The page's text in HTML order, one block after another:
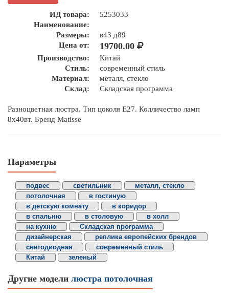
ИД товара:
5253033
Наименование:
Размеры:
в43 д89
Цена от:
19700.00
Производство:
Китай
Стиль:
современный стиль
Материал:
металл, стекло
Склад:
Складская программа
Разноцветная люстра. Тип цоколя Е27. Колличество ламп
8х40вт. Бренд Matisse
Параметры
подвес светильник
металл, стекло
потолочная
в гостиную
в детскую комнату
в коридор
в спальню
в столовую
в холл
на кухню
Складская программа
дизайнерская
реплика европейских брендов
светодиодная
современный стиль
Китай
зеленый
Другие модели люстра потолочная